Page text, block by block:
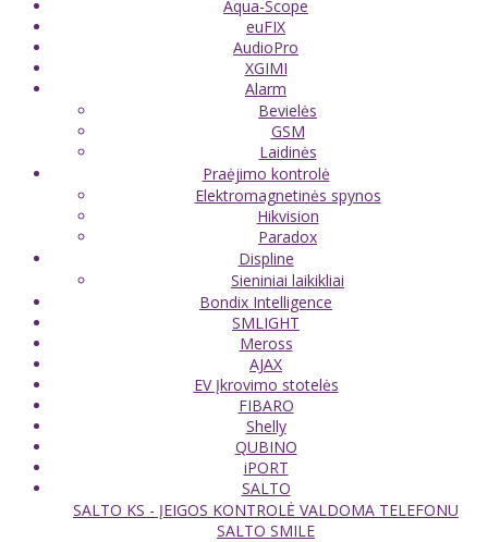
Aqua-Scope
euFIX
AudioPro
XGIMI
Alarm
Bevielės
GSM
Laidinės
Praėjimo kontrolė
Elektromagnetinės spynos
Hikvision
Paradox
Displine
Sieniniai laikikliai
Bondix Intelligence
SMLIGHT
Meross
AJAX
EV Įkrovimo stotelės
FIBARO
Shelly
QUBINO
iPORT
SALTO
SALTO KS - ĮEIGOS KONTROLĖ VALDOMA TELEFONU
SALTO SMILE